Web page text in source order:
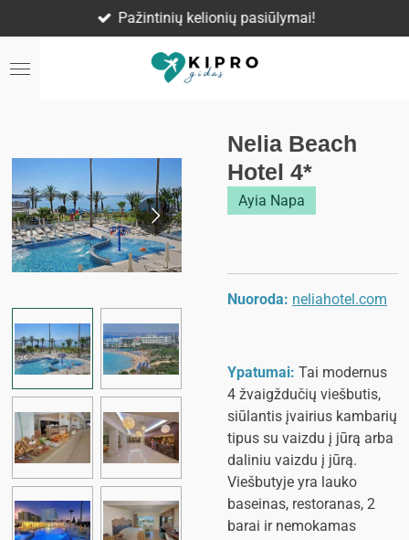
to
main
Pažintinių kelionių pasiūlymai!
Nelia Beach
Hotel 4*
Ayia Napa
Nuoroda: neliahotel.com
Ypatumai: Tai modernus
4 žvaigždučių viešbutis,
siūlantis įvairius kambarių
tipus su vaizdu į jūrą arba
daliniu vaizdu į jūrą.
Viešbutyje yra lauko
baseinas, restoranas, 2
barai ir nemokamas